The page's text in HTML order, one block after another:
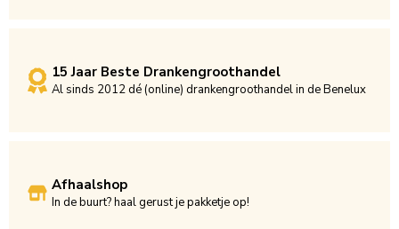
15 Jaar Beste Drankengroothandel
Al sinds 2012 dé (online) drankengroothandel in de Benelux
Afhaalshop
In de buurt? haal gerust je pakketje op!